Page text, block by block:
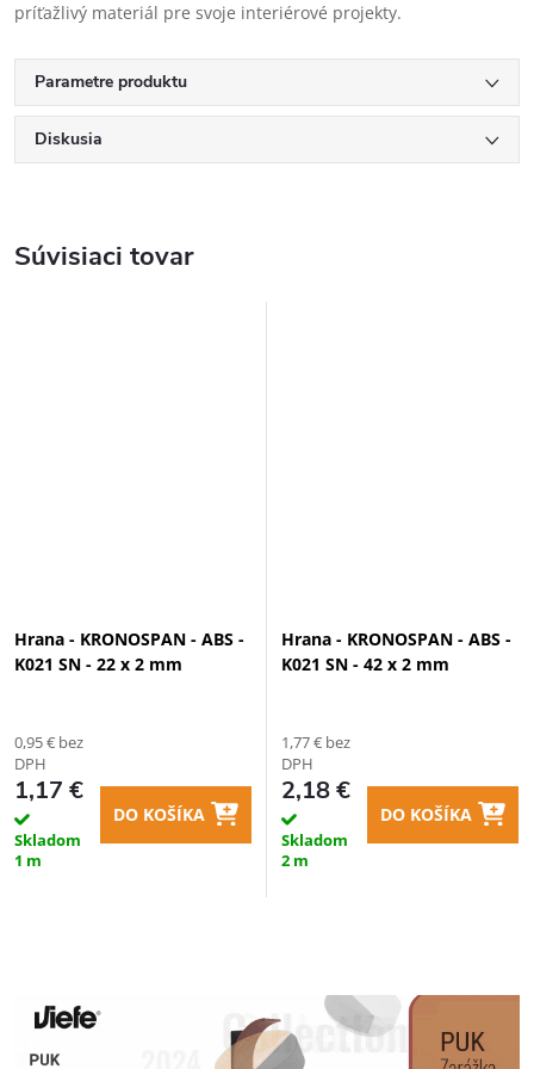
príťažlivý materiál pre svoje interiérové projekty.
Parametre produktu
Diskusia
Súvisiaci tovar
Hrana - KRONOSPAN - ABS -
K021 SN - 22 x 2 mm
0,95 € bez
DPH
1,17 €
Skladom
1 m
DO KOŠÍKA
Hrana - KRONOSPAN - ABS -
K021 SN - 42 x 2 mm
1,77 € bez
DPH
2,18 €
Skladom
2 m
DO KOŠÍKA